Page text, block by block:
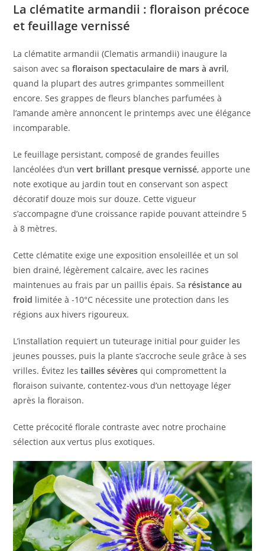
La clématite armandii : floraison précoce
et feuillage vernissé
La clématite armandii (Clematis armandii) inaugure la
saison avec safloraison spectaculaire de mars à avril,
quand la plupart des autres grimpantes sommeillent
encore. Ses grappes de fleurs blanches parfumées à
l’amande amère annoncent le printemps avec une élégance
incomparable.
Le feuillage persistant, composé de grandes feuilles
lancéolées d’unvert brillant presque vernissé, apporte une
note exotique au jardin tout en conservant son aspect
décoratif douze mois sur douze. Cette vigueur
s’accompagne d’une croissance rapide pouvant atteindre 5
à 8 mètres.
Cette clématite exige une exposition ensoleillée et un sol
bien drainé, légèrement calcaire, avec les racines
maintenues au frais par un paillis épais. Sa résistance au
froid limitée à -10°C nécessite une protection dans les
régions aux hivers rigoureux.
L’installation requiert un tuteurage initial pour guider les
jeunes pousses, puis la plante s’accroche seule grâce à ses
vrilles. Évitez lestailles sévères qui compromettent la
floraison suivante, contentez-vous d’un nettoyage léger
après la floraison.
Cette précocité florale contraste avec notre prochaine
sélection aux vertus plus exotiques.